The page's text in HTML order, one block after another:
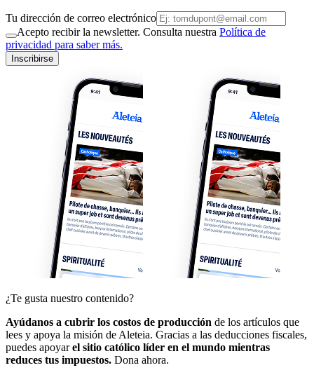
Tu dirección de correo electrónico
Acepto recibir la newsletter. Consulta nuestra Política de
privacidad para saber más.
Inscribirse
¿Te gusta nuestro contenido?
Ayúdanos a cubrir los costos de producción de los artículos que
lees y apoya la misión de Aleteia. Gracias a las deducciones fiscales,
puedes apoyarel sitio católico líder en el mundo mientras
reduces tus impuestos. Dona ahora.